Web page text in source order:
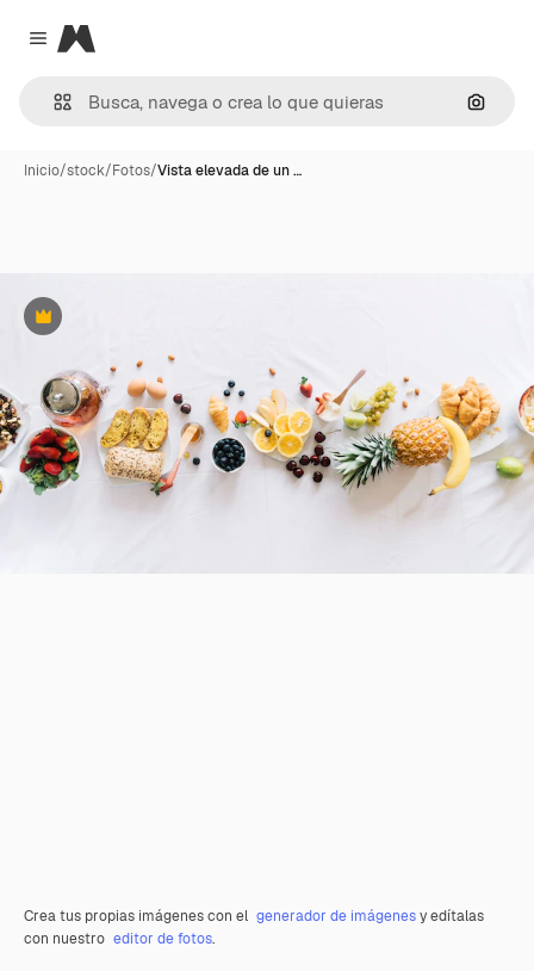
Close menu
Magnific
Inicio/stock/Fotos/Vista elevada de un …
Premium
Crea tus propias imágenes con el generador de imágenesy edítalas
con nuestro editor de fotos.